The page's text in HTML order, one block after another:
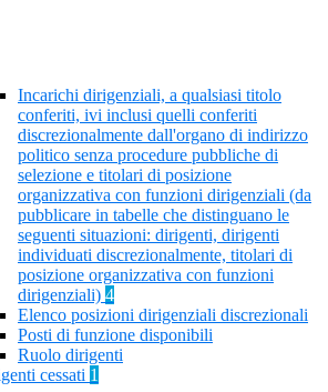
Incarichi dirigenziali, a qualsiasi titolo
conferiti, ivi inclusi quelli conferiti
discrezionalmente dall'organo di indirizzo
politico senza procedure pubbliche di
selezione e titolari di posizione
organizzativa con funzioni dirigenziali (da
pubblicare in tabelle che distinguano le
seguenti situazioni: dirigenti, dirigenti
individuati discrezionalmente, titolari di
posizione organizzativa con funzioni
dirigenziali) 4
Elenco posizioni dirigenziali discrezionali
Posti di funzione disponibili
Ruolo dirigenti
cessati 1